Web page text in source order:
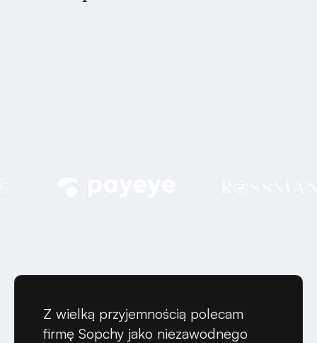
Z wielką przyjemnością polecam
firmę Sopchy jako niezawodnego